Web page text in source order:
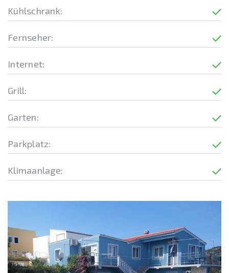
Kühlschrank:
Fernseher:
Internet:
Grill:
Garten:
Parkplatz:
Klimaanlage: